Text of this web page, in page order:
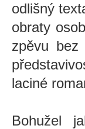
odlišný
obraty
zpěvu
laciné
Bohužel